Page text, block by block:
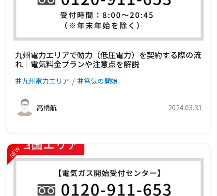
九州電力エリアで動力（低圧電力）を契約する際の流
れ｜電気料金プランや注意点を解説
九州電力エリア 電気の開始
高橋航 2024.03.31